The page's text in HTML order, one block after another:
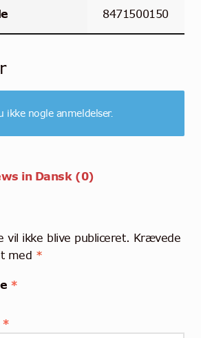
8471500150
ikke nogle anmeldelser.
in Dansk (0)
vil ikke blive publiceret. Krævede
med *
*
*